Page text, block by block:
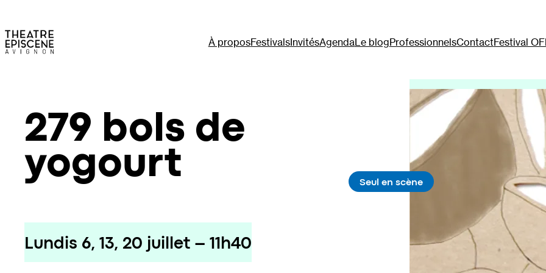
contenu
À proposFestivalsInvitésAgendaLe blogProfessionnelsContactFestival
279 bols de
yogourt
Lundis 6, 13, 20 juillet – 11h40
Seul en scène